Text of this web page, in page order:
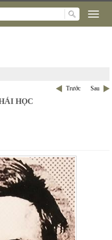
Trước Sau
HỌC